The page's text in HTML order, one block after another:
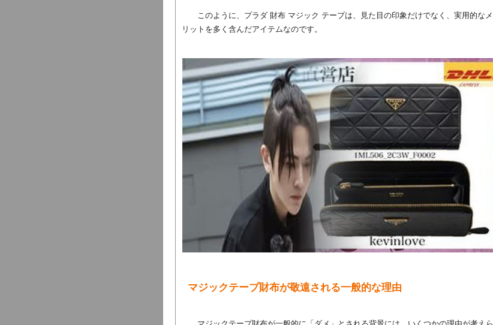
このように、プラダ 財布 マジック テープは、見た目の印象だけでなく、実用的なメ
リットを多く含んだアイテムなのです。
マジックテープ財布が敬遠される一般的な理由